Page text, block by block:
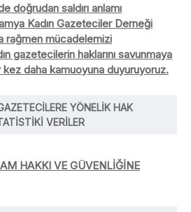
doğrudan saldırı anlamı
Kadın Gazeteciler Derneği
rağmen mücadelemizi
gazetecilerin haklarını savunmaya
daha kamuoyuna duyuruyoruz.
YÖNELİK HAK
VERİLER
HAKKI VE GÜVENLİĞİNE